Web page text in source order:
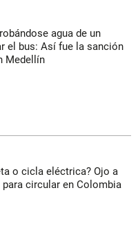
agua de un
el bus: Así fue la sanción
Medellín
o cicla eléctrica? Ojo a
para circular en Colombia